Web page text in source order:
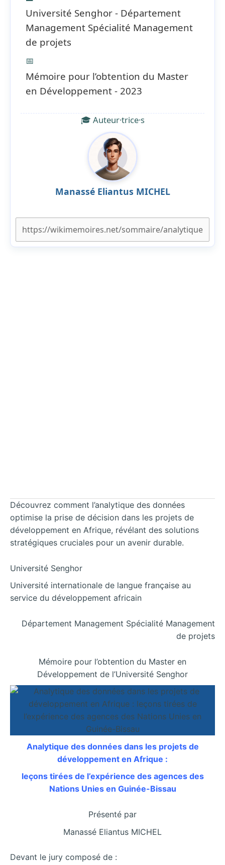
Université Senghor - Département
Management Spécialité Management
de projets
📅
Mémoire pour l’obtention du Master
en Développement - 2023
🎓 Auteur·trice·s
Manassé Eliantus MICHEL
Découvrez comment l’analytique des données
optimise la prise de décision dans les projets de
développement en Afrique, révélant des solutions
stratégiques cruciales pour un avenir durable.
Université Senghor
Université internationale de langue française au
service du développement africain
Département Management Spécialité Management
de projets
Mémoire pour l’obtention du Master en
Développement de l’Université Senghor
Analytique des données dans les projets de
développement en Afrique :
leçons tirées de l’expérience des agences des
Nations Unies en Guinée-Bissau
Présenté par
Manassé Eliantus MICHEL
Devant le jury composé de :